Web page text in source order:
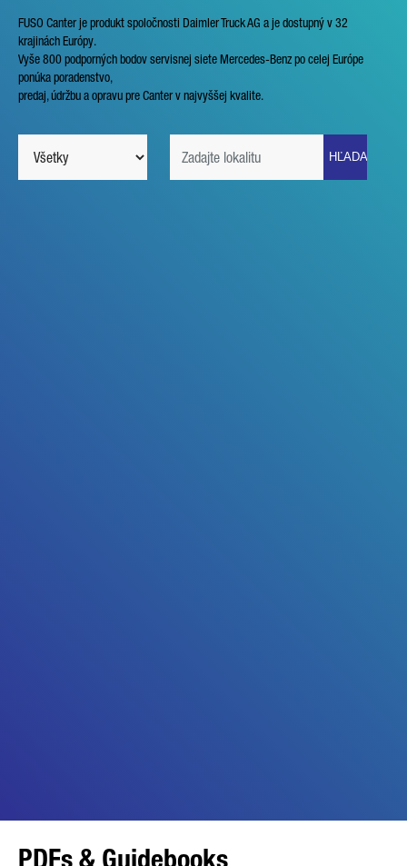
FUSO Canter je produkt spoločnosti Daimler Truck AG a je dostupný v 32
krajinách Európy.
Vyše 800 podporných bodov servisnej siete Mercedes-Benz po celej Európe
ponúka poradenstvo,
predaj, údržbu a opravu pre Canter v najvyššej kvalite.
PDFs & Guidebooks